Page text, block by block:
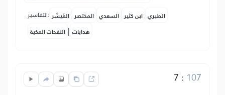
التفاسير: المُيسَّر المختصر السعدي ابن كثير الطبري
النفحات المكية | هدايات
7 : 107